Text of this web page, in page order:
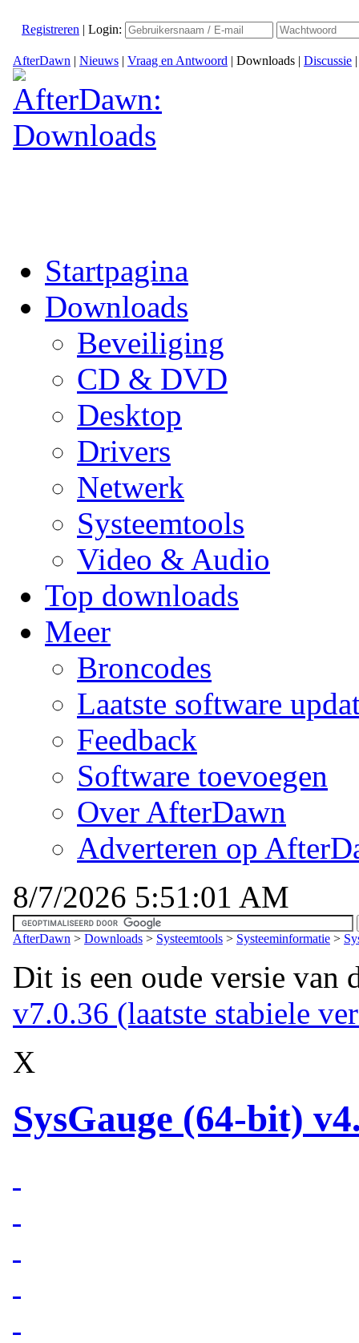
Registreren | Login:
AfterDawn | Nieuws | Vraag en Antwoord | Downloads | Discussie
Startpagina
Downloads
Beveiliging
CD & DVD
Desktop
Drivers
Netwerk
Systeemtools
Video & Audio
Top downloads
Meer
Broncodes
Laatste software
Feedback
Software toevoegen
Over AfterDawn
Adverteren op
8/7/2026 5:51:01 AM
AfterDawn > Downloads > Systeemtools > Systeeminformatie >
Dit is een oude versie van
v7.0.36 (laatste stabiele
X
SysGauge (64-bit)